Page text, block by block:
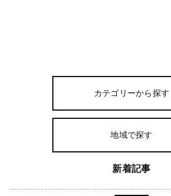
カテゴリーから探す
地域で探す
新着記事